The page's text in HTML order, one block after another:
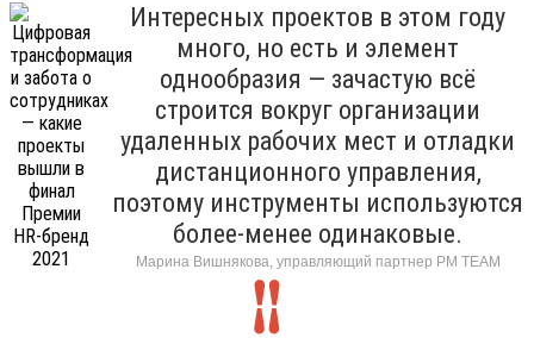
Интересных проектов в этом году
много, но есть и элемент
однообразия — зачастую всё
строится вокруг организации
удаленных рабочих мест и отладки
дистанционного управления,
поэтому инструменты используются
более-менее одинаковые.
Марина Вишнякова, управляющий партнер РМ ТЕАМ